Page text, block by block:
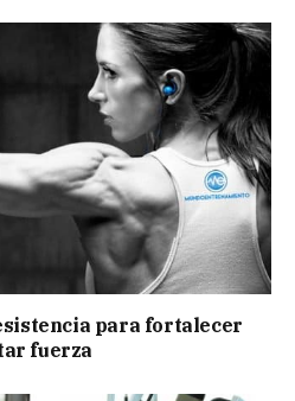
para fortalecer
fuerza